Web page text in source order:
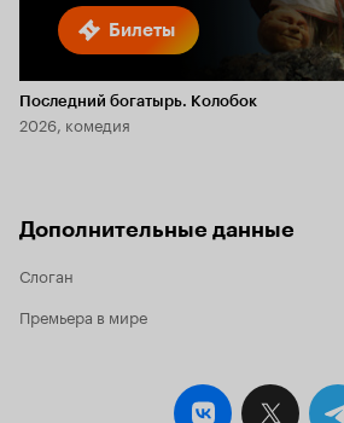
Билеты
Последний богатырь. Колобок
2026, комедия
Дополнительные данные
Слоган
Премьера в мире